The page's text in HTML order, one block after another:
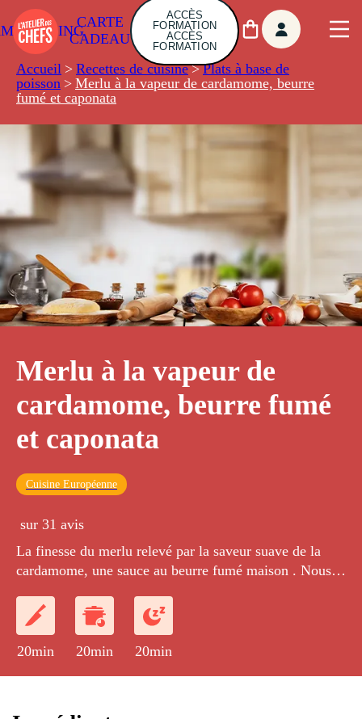
CARTE
CADEAU
ACCÈS
FORMATION
ACCÈS
FORMATION
Accueil > Recettes de cuisine > Plats à base de
poisson > Merlu à la vapeur de cardamome, beurre
fumé et caponata
Merlu à la vapeur de
cardamome, beurre fumé
et caponata
Cuisine Européenne
sur 31 avis
La finesse du merlu relevé par la saveur suave de la
cardamome, une sauce au beurre fumé maison . Nous
d’aubergine et de céleri relevé de câpres.
20min 20min 20min